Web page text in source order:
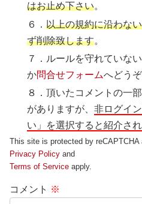
はお止め下さい。
６．以上の規約に沿わな
ず削除致します。
７．ルールを守れていな
か問合せフォームへどうぞ
８．頂いたコメントの一
がありますが、非ログイ
い」を選択すると紹介さ
This site is protected by reCAPTCHA
Privacy Policy and
Terms of Service apply.
コメント ※